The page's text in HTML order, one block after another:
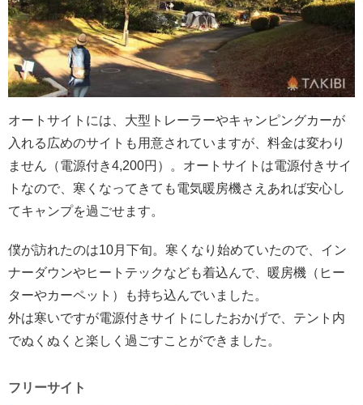
オートサイトには、大型トレーラーやキャンピングカーが
入れる広めのサイトも用意されていますが、料金は変わり
ません（電源付き4,200円）。オートサイトは電源付きサイ
トなので、寒くなってきても電気暖房機さえあれば安心し
てキャンプを過ごせます。
僕が訪れたのは10月下旬。寒くなり始めていたので、イン
ナーダウンやヒートテックなども着込んで、暖房機（ヒー
ターやカーペット）も持ち込んでいました。
外は寒いですが電源付きサイトにしたおかげで、テント内
でぬくぬくと楽しく過ごすことができました。
フリーサイト